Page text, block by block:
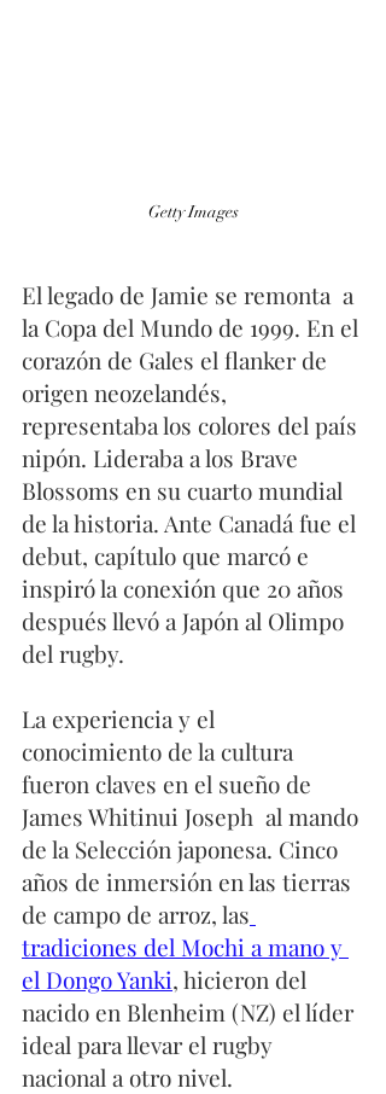
Getty Images
El legado de Jamie se remonta  a
la Copa del Mundo de 1999. En el
corazón de Gales el flanker de
origen neozelandés,
representaba los colores del país
nipón. Lideraba a los Brave
Blossoms en su cuarto mundial
de la historia. Ante Canadá fue el
debut, capítulo que marcó e
inspiró la conexión que 20 años
después llevó a Japón al Olimpo
del rugby.
La experiencia y el
conocimiento de la cultura
fueron claves en el sueño de
James Whitinui Joseph  al mando
de la Selección japonesa. Cinco
años de inmersión en las tierras
de campo de arroz, las
tradiciones del Mochi a mano y
el Dongo Yanki, hicieron del
nacido en Blenheim (NZ) el líder
ideal para llevar el rugby
nacional a otro nivel.